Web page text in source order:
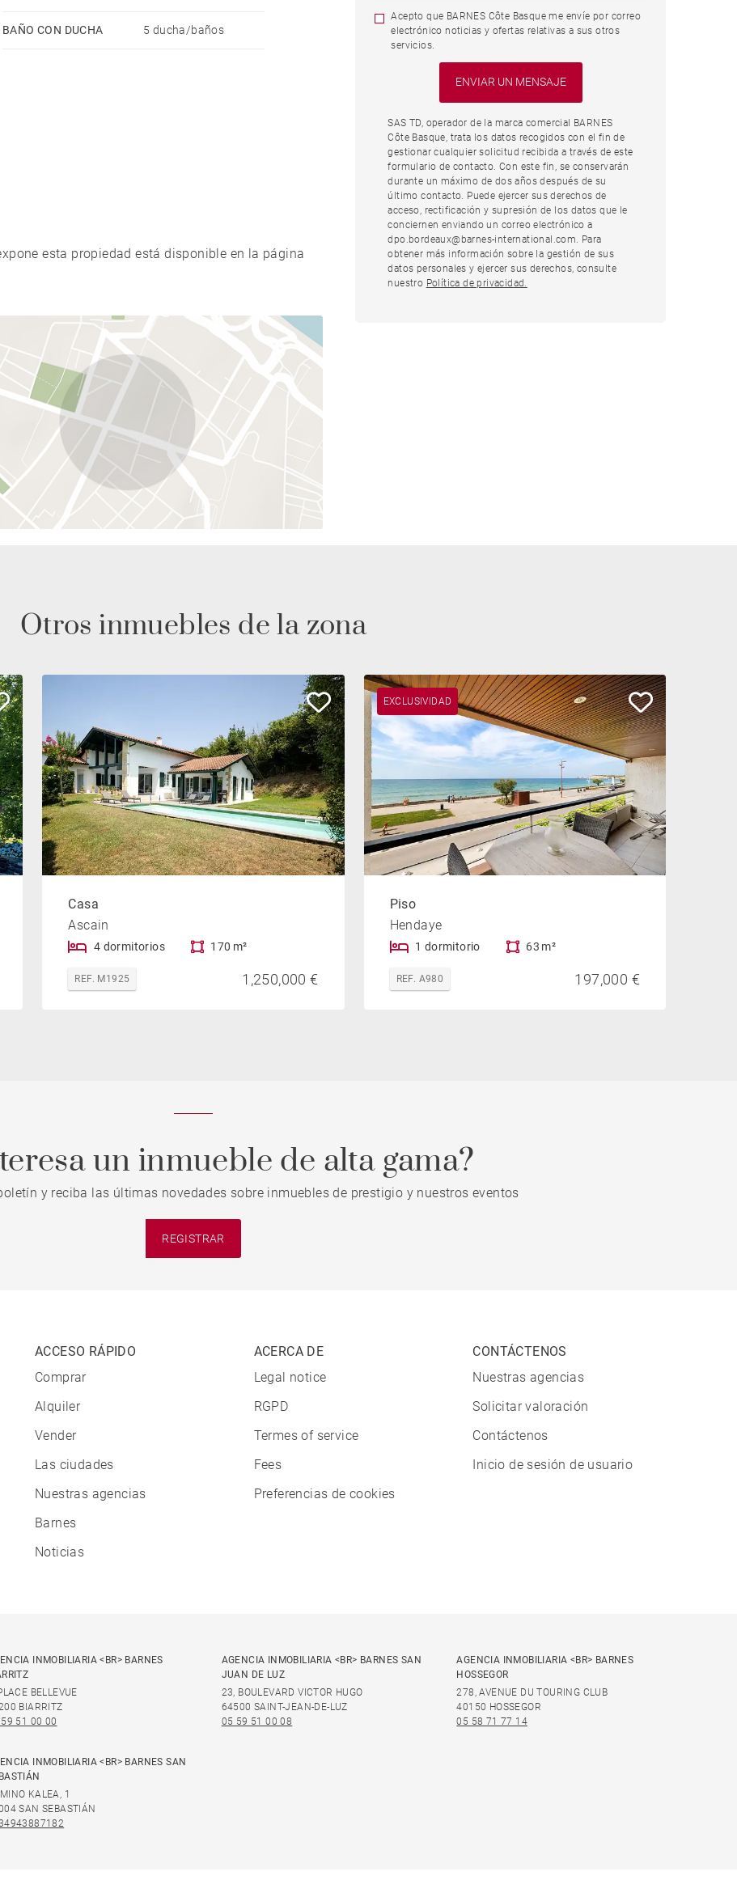
BAÑO CON DUCHA 5 ducha/baños
esta propiedad está disponible en la página
Acepto que BARNES Côte Basque me envíe por correo
electrónico noticias y ofertas relativas a sus otros
servicios.
SAS TD, operador de la marca comercial BARNES
Côte Basque, trata los datos recogidos con el fin de
gestionar cualquier solicitud recibida a través de este
formulario de contacto. Con este fin, se conservarán
durante un máximo de dos años después de su
último contacto. Puede ejercer sus derechos de
acceso, rectificación y supresión de los datos que le
conciernen enviando un correo electrónico a
dpo.bordeaux@barnes-international.com. Para
obtener más información sobre la gestión de sus
datos personales y ejercer sus derechos, consulte
nuestro Política de privacidad.
Otros inmuebles de la zona
Casa
Ascain
4 dormitorios 170 m²
REF. M1925 1,250,000 €
EXCLUSIVIDAD
Piso
Hendaye
1 dormitorio 63 m²
REF. A980 197,000 €
un inmueble de alta gama?
y reciba las últimas novedades sobre inmuebles de prestigio y nuestros eventos
REGISTRAR
ACCESO RÁPIDO
Comprar
Alquiler
Vender
Las ciudades
Nuestras agencias
Barnes
Noticias
ACERCA DE
Legal notice
RGPD
Termes of service
Fees
Preferencias de cookies
CONTÁCTENOS
Nuestras agencias
Solicitar valoración
Contáctenos
Inicio de sesión de usuario
INMOBILIARIA <BR> BARNES
BELLEVUE
BIARRITZ
51 00 00
AGENCIA INMOBILIARIA <BR> BARNES SAN
JUAN DE LUZ
23, BOULEVARD VICTOR HUGO
64500 SAINT-JEAN-DE-LUZ
05 59 51 00 08
AGENCIA INMOBILIARIA <BR> BARNES
HOSSEGOR
278, AVENUE DU TOURING CLUB
40150 HOSSEGOR
05 58 71 77 14
INMOBILIARIA <BR> BARNES SAN
KALEA, 1
SAN SEBASTIÁN